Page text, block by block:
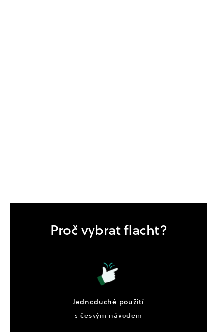
Proč vybrat flacht?
Jednoduché použití
s českým návodem